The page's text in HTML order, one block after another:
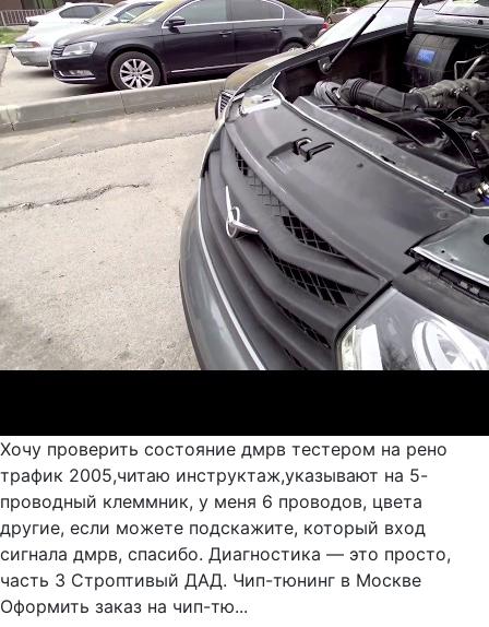
Хочу проверить состояние дмрв тестером на рено
трафик 2005,читаю инструктаж,указывают на 5-
проводный клеммник, у меня 6 проводов, цвета
другие, если можете подскажите, который вход
сигнала дмрв, спасибо. Диагностика — это просто,
часть 3 Строптивый ДАД. Чип-тюнинг в Москве
Оформить заказ на чип-тю...